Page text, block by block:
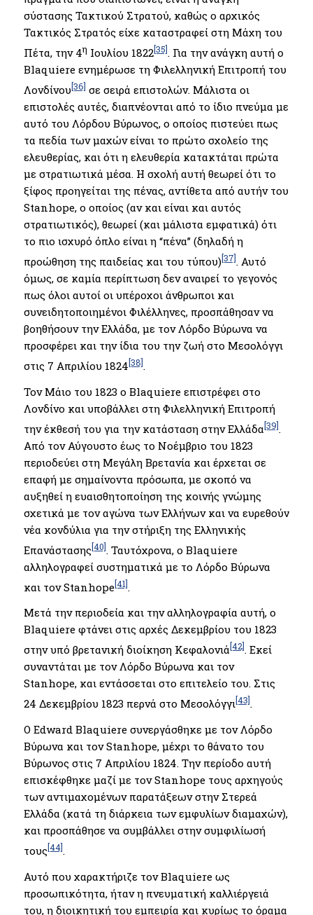
σύστασης Τακτικού Στρατού, καθώς ο αρχικός
Τακτικός Στρατός είχε καταστραφεί στη Μάχη του
Πέτα, την 4η Ιουλίου 1822[35]. Για την ανάγκη αυτή ο
Blaquiere ενημέρωσε τη Φιλελληνική Επιτροπή του
Λονδίνου[36] σε σειρά επιστολών. Μάλιστα οι
επιστολές αυτές, διαπνέονται από το ίδιο πνεύμα με
αυτό του Λόρδου Βύρωνος, ο οποίος πιστεύει πως
τα πεδία των μαχών είναι το πρώτο σχολείο της
ελευθερίας, και ότι η ελευθερία κατακτάται πρώτα
με στρατιωτικά μέσα. Η σχολή αυτή θεωρεί ότι το
ξίφος προηγείται της πένας, αντίθετα από αυτήν του
Stanhope, ο οποίος (αν και είναι και αυτός
στρατιωτικός), θεωρεί (και μάλιστα εμφατικά) ότι
το πιο ισχυρό όπλο είναι η “πένα” (δηλαδή η
προώθηση της παιδείας και του τύπου)[37]. Αυτό
όμως, σε καμία περίπτωση δεν αναιρεί το γεγονός
πως όλοι αυτοί οι υπέροχοι άνθρωποι και
συνειδητοποιημένοι Φιλέλληνες, προσπάθησαν να
βοηθήσουν την Ελλάδα, με τον Λόρδο Βύρωνα να
προσφέρει και την ίδια του την ζωή στο Μεσολόγγι
στις 7 Απριλίου 1824[38].
Τον Μάιο του 1823 ο Blaquiere επιστρέφει στο
Λονδίνο και υποβάλλει στη Φιλελληνική Επιτροπή
την έκθεσή του για την κατάσταση στην Ελλάδα[39].
Από τον Αύγουστο έως το Νοέμβριο του 1823
περιοδεύει στη Μεγάλη Βρετανία και έρχεται σε
επαφή με σημαίνοντα πρόσωπα, με σκοπό να
αυξηθεί η ευαισθητοποίηση της κοινής γνώμης
σχετικά με τον αγώνα των Ελλήνων και να ευρεθούν
νέα κονδύλια για την στήριξη της Ελληνικής
Επανάστασης[40]. Ταυτόχρονα, ο Blaquiere
αλληλογραφεί συστηματικά με το Λόρδο Βύρωνα
και τον Stanhope[41].
Μετά την περιοδεία και την αλληλογραφία αυτή, ο
Blaquiere φτάνει στις αρχές Δεκεμβρίου του 1823
στην υπό βρετανική διοίκηση Κεφαλονιά[42]. Εκεί
συναντάται με τον Λόρδο Βύρωνα και τον
Stanhope, και εντάσσεται στο επιτελείο του. Στις
24 Δεκεμβρίου 1823 περνά στο Μεσολόγγι[43].
Ο Edward Blaquiere συνεργάσθηκε με τον Λόρδο
Βύρωνα και τον Stanhope, μέχρι το θάνατο του
Βύρωνος στις 7 Απριλίου 1824. Την περίοδο αυτή
επισκέφθηκε μαζί με τον Stanhope τους αρχηγούς
των αντιμαχομένων παρατάξεων στην Στερεά
Ελλάδα (κατά τη διάρκεια των εμφυλίων διαμαχών),
και προσπάθησε να συμβάλλει στην συμφιλίωσή
τους[44].
Αυτό που χαρακτήριζε τον Blaquiere ως
προσωπικότητα, ήταν η πνευματική καλλιέργειά
του, η διοικητική του εμπειρία και κυρίως το όραμα